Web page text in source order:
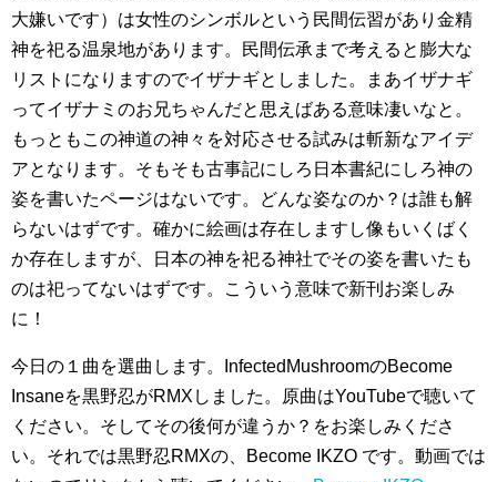
大嫌いです）は女性のシンボルという民間伝習があり金精
神を祀る温泉地があります。民間伝承まで考えると膨大な
リストになりますのでイザナギとしました。まあイザナギ
ってイザナミのお兄ちゃんだと思えばある意味凄いなと。
もっともこの神道の神々を対応させる試みは斬新なアイデ
アとなります。そもそも古事記にしろ日本書紀にしろ神の
姿を書いたページはないです。どんな姿なのか？は誰も解
らないはずです。確かに絵画は存在しますし像もいくばく
か存在しますが、日本の神を祀る神社でその姿を書いたも
のは祀ってないはずです。こういう意味で新刊お楽しみ
に！
今日の１曲を選曲します。InfectedMushroomのBecome
Insaneを黒野忍がRMXしました。原曲はYouTubeで聴いて
ください。そしてその後何が違うか？をお楽しみくださ
い。それでは黒野忍RMXの、Become IKZO です。動画では